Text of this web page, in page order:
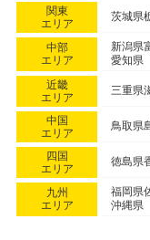
関東
エリア
茨城県
中部
エリア
新潟県
愛知県
近畿
エリア
三重県
中国
エリア
鳥取県
四国
エリア
徳島県
九州
エリア
福岡県
沖縄県